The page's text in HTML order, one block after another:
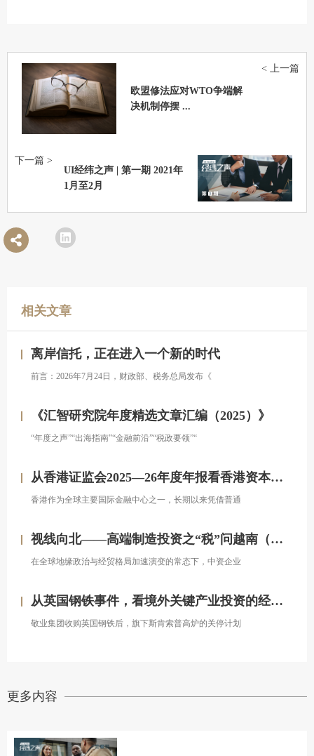
欧盟修法应对WTO争端解
决机制停摆 ...
< 上一篇
UI经纬之声 | 第一期 2021年
1月至2月
下一篇 >
相关文章
离岸信托，正在进入一个新的时代
前言：2026年7月24日，财政部、税务总局发布《
《汇智研究院年度精选文章汇编（2025）》
“年度之声”“出海指南”“金融前沿”“税政要领”“
从香港证监会2025—26年度年报看香港资本市场发展的新方向
香港作为全球主要国际金融中心之一，长期以来凭借普通
视线向北——高端制造投资之“税”问越南（上）
在全球地缘政治与经贸格局加速演变的常态下，中资企业
从英国钢铁事件，看境外关键产业投资的经营处置权风险
敬业集团收购英国钢铁后，旗下斯肯索普高炉的关停计划
更多内容